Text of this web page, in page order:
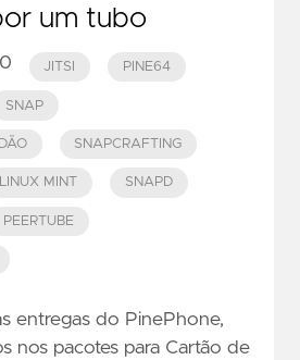
um tubo
JITSI PINE64
SNAP
SNAPCRAFTING
LINUX MINT SNAPD
PEERTUBE
entregas do PinePhone,
nos pacotes para Cartão de